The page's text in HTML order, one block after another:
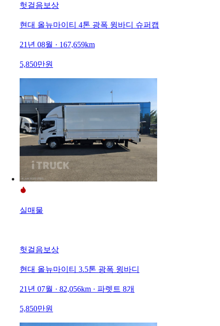
헛걸음보상
현대 올뉴마이티 4톤 광폭 윙바디 슈퍼캡
21년 08월 · 167,659km
5,850만원
실매물
헛걸음보상
현대 올뉴마이티 3.5톤 광폭 윙바디
21년 07월 · 82,056km · 파렛트 8개
5,850만원